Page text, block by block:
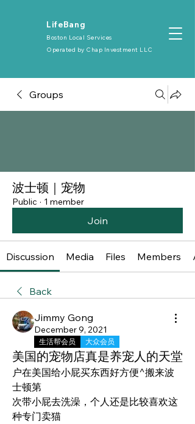
​LifeBang
Boston Local Services
Operated by Chap Investment LLC
Groups
波士顿｜宠物
Public · 1 member
Join
Discussion Media Files Members
Back
Jimmy Gong
December 9, 2021
生活帮会员 大众会员
美国的宠物店真是养宠人的天堂
户在美国给小屁买东西好方便^搬来波
士顿第
次带小屁去洗澡，个人还是比较喜欢这
种专门卖猫